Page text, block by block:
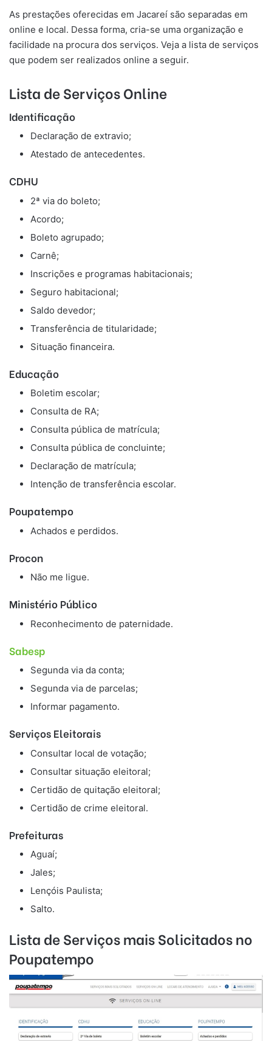
As prestações oferecidas em Jacareí são separadas em
online e local. Dessa forma, cria-se uma organização e
facilidade na procura dos serviços. Veja a lista de serviços
que podem ser realizados online a seguir.
Lista de Serviços Online
Identificação
Declaração de extravio;
Atestado de antecedentes.
CDHU
2ª via do boleto;
Acordo;
Boleto agrupado;
Carnê;
Inscrições e programas habitacionais;
Seguro habitacional;
Saldo devedor;
Transferência de titularidade;
Situação financeira.
Educação
Boletim escolar;
Consulta de RA;
Consulta pública de matrícula;
Consulta pública de concluinte;
Declaração de matrícula;
Intenção de transferência escolar.
Poupatempo
Achados e perdidos.
Procon
Não me ligue.
Ministério Público
Reconhecimento de paternidade.
Sabesp
Segunda via da conta;
Segunda via de parcelas;
Informar pagamento.
Serviços Eleitorais
Consultar local de votação;
Consultar situação eleitoral;
Certidão de quitação eleitoral;
Certidão de crime eleitoral.
Prefeituras
Aguaí;
Jales;
Lençóis Paulista;
Salto.
Lista de Serviços mais Solicitados no
Poupatempo